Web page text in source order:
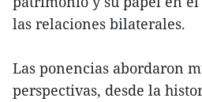
las relaciones bilaterales.
Las ponencias abordaron
perspectivas, desde la